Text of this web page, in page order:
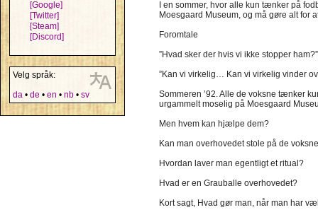
[Google]
[Twitter]
[Steam]
[Discord]
Velg språk:
da • de • en • nb • sv
I en sommer, hvor alle kun tænker på
Moesgaard Museum, og må gøre alt for
Foromtale
”Hvad sker der hvis vi ikke stopper ham?”
”Kan vi virkelig… Kan vi virkelig vinder
Sommeren ’92. Alle de voksne tænker
urgammelt moselig på Moesgaard
Men hvem kan hjælpe dem?
Kan man overhovedet stole på de
Hvordan laver man egentligt et ritual?
Hvad er en Grauballe overhovedet?
Kort sagt, Hvad gør man, når man har